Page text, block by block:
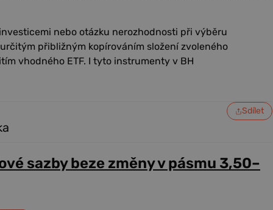
nebo otázku nerozhodnosti při výběru
přibližným kopírováním složení zvoleného
vhodného ETF. I tyto instrumenty v BH
Sdílet
sazby beze změny v pásmu 3,50–